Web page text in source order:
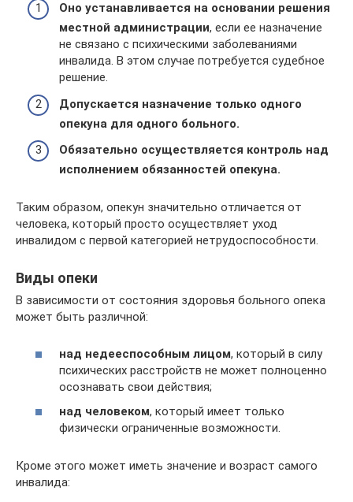
Оно устанавливается на основании решения
местной администрации, если ее назначение
не связано с психическими заболеваниями
инвалида. В этом случае потребуется судебное
решение.
Допускается назначение только одного
опекуна для одного больного.
Обязательно осуществляется контроль над
исполнением обязанностей опекуна.
Таким образом, опекун значительно отличается от
человека, который просто осуществляет уход
инвалидом с первой категорией нетрудоспособности.
Виды опеки
В зависимости от состояния здоровья больного опека
может быть различной:
над недееспособным лицом, который в силу
психических расстройств не может полноценно
осознавать свои действия;
над человеком, который имеет только
физически ограниченные возможности.
Кроме этого может иметь значение и возраст самого
инвалида: